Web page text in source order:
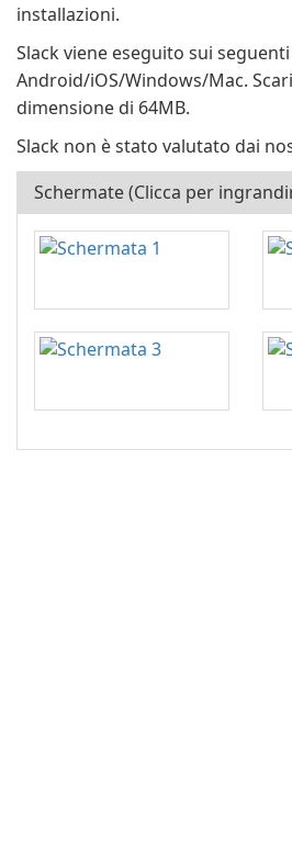
installazioni.
Slack viene eseguito sui
Android/iOS/Windows/Mac.
dimensione di 64MB.
Slack non è stato valutato dai
Schermate (Clicca per